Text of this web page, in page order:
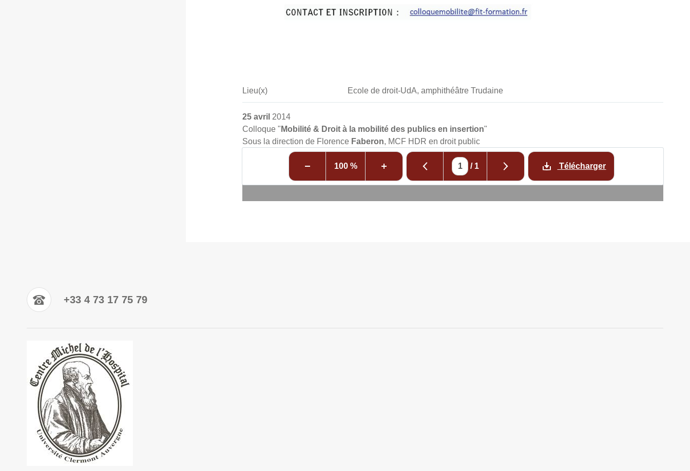
Lieu(x) Ecole de droit-UdA, amphithéâtre Trudaine
25 avril 2014
Colloque " Mobilité & Droit à la mobilité des publics en insertion"
Sous la direction de Florence Faberon, MCF HDR en droit public
100 % / 1 Télécharger
+33 4 73 17 75 79